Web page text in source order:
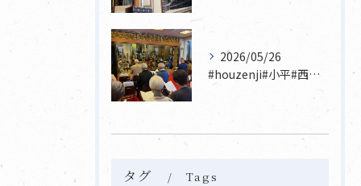
2026/05/26
#houzenji#小平#西東京市#東村山#立川市国分寺市寺...
タグ Tags